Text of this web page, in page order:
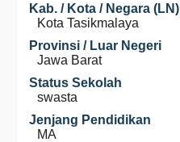
Kab. / Kota / Negara (LN)
Kota Tasikmalaya
Provinsi / Luar Negeri
Jawa Barat
Status Sekolah
swasta
Jenjang Pendidikan
MA